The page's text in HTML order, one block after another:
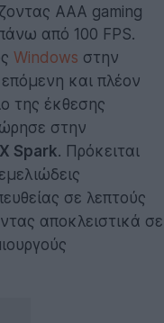
AAA gaming
από 100 FPS.
Windows στην
και πλέον
της έκθεσης
στην
Spark. Πρόκειται
σε λεπτούς
αποκλειστικά σε